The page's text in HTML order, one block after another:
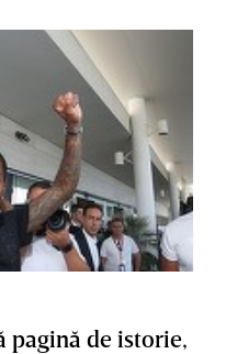
pagină de istorie,